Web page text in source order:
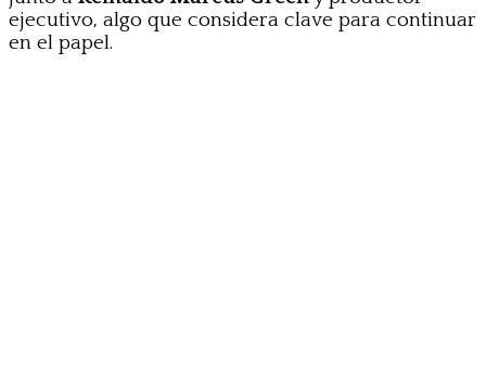
ejecutivo, algo que considera clave para continuar
en el papel.